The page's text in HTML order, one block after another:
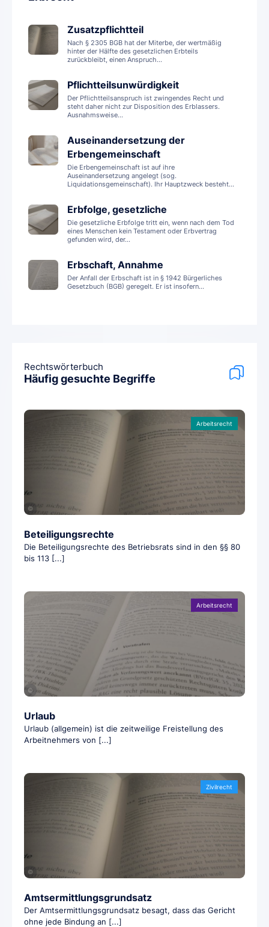
Zusatzpflichtteil
Nach § 2305 BGB hat der Miterbe, der wertmäßig
hinter der Hälfte des gesetzlichen Erbteils
zurückbleibt, einen Anspruch...
Pflichtteilsunwürdigkeit
Der Pflichtteilsanspruch ist zwingendes Recht und
steht daher nicht zur Disposition des Erblassers.
Ausnahmsweise...
Auseinandersetzung der
Erbengemeinschaft
Die Erbengemeinschaft ist auf ihre
Auseinandersetzung angelegt (sog.
Liquidationsgemeinschaft). Ihr Hauptzweck besteht...
Erbfolge, gesetzliche
Die gesetzliche Erbfolge tritt ein, wenn nach dem Tod
eines Menschen kein Testament oder Erbvertrag
gefunden wird, der...
Erbschaft, Annahme
Der Anfall der Erbschaft ist in § 1942 Bürgerliches
Gesetzbuch (BGB) geregelt. Er ist insofern...
Rechtswörterbuch
Häufig gesuchte Begriffe
Arbeitsrecht
©
Beteiligungsrechte
Die Beteiligungsrechte des Betriebsrats sind in den §§ 80
bis 113 [...]
Arbeitsrecht
©
Urlaub
Urlaub (allgemein) ist die zeitweilige Freistellung des
Arbeitnehmers von [...]
Zivilrecht
©
Amtsermittlungsgrundsatz
Der Amtsermittlungsgrundsatz besagt, dass das Gericht
ohne jede Bindung an [...]